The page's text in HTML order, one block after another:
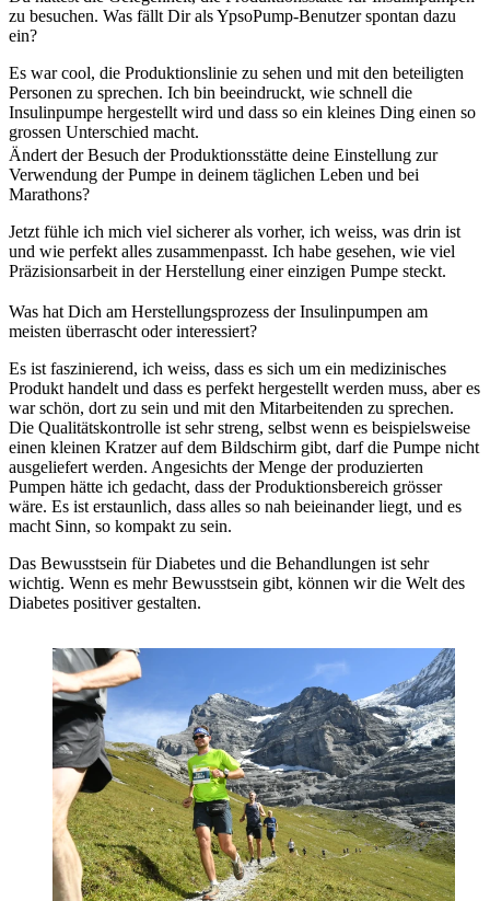
zu besuchen. Was fällt Dir als YpsoPump-Benutzer spontan dazu
ein?
Es war cool, die Produktionslinie zu sehen und mit den beteiligten
Personen zu sprechen. Ich bin beeindruckt, wie schnell die
Insulinpumpe hergestellt wird und dass so ein kleines Ding einen so
grossen Unterschied macht.
Ändert der Besuch der Produktionsstätte deine Einstellung zur
Verwendung der Pumpe in deinem täglichen Leben und bei
Marathons?
Jetzt fühle ich mich viel sicherer als vorher, ich weiss, was drin ist
und wie perfekt alles zusammenpasst. Ich habe gesehen, wie viel
Präzisionsarbeit in der Herstellung einer einzigen Pumpe steckt.
Was hat Dich am Herstellungsprozess der Insulinpumpen am
meisten überrascht oder interessiert?
Es ist faszinierend, ich weiss, dass es sich um ein medizinisches
Produkt handelt und dass es perfekt hergestellt werden muss, aber es
war schön, dort zu sein und mit den Mitarbeitenden zu sprechen.
Die Qualitätskontrolle ist sehr streng, selbst wenn es beispielsweise
einen kleinen Kratzer auf dem Bildschirm gibt, darf die Pumpe nicht
ausgeliefert werden. Angesichts der Menge der produzierten
Pumpen hätte ich gedacht, dass der Produktionsbereich grösser
wäre. Es ist erstaunlich, dass alles so nah beieinander liegt, und es
macht Sinn, so kompakt zu sein.
Das Bewusstsein für Diabetes und die Behandlungen ist sehr
wichtig. Wenn es mehr Bewusstsein gibt, können wir die Welt des
Diabetes positiver gestalten.